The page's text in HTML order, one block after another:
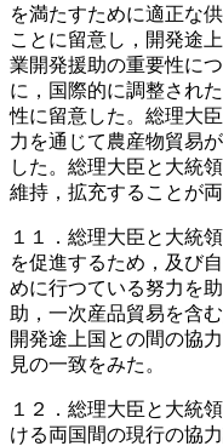
を満たすために適正な
ことに留意し，開発途
業開発援助の重要性に
に，国際的に調整され
性に留意した。総理大
力を通じて農産物貿易
した。総理大臣と大統
維持，拡充することが
１１．総理大臣と大統
を促進するため，及び
めに行つている努力を
助，一次産品貿易を含
開発途上国との間の協
見の一致をみた。
１２．総理大臣と大統
ける両国間の現行の協